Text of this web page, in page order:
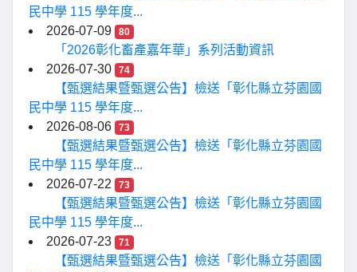
民中學 115 學年度...
2026-07-09
80
「2026彰化畜產嘉年華」系列活動資訊
2026-07-30
74
【甄選結果暨甄選公告】檢送「彰化縣立芬園國
民中學 115 學年度...
2026-08-06
73
【甄選結果暨甄選公告】檢送「彰化縣立芬園國
民中學 115 學年度...
2026-07-22
73
【甄選結果暨甄選公告】檢送「彰化縣立芬園國
民中學 115 學年度...
2026-07-23
71
【甄選結果暨甄選公告】檢送「彰化縣立芬園國